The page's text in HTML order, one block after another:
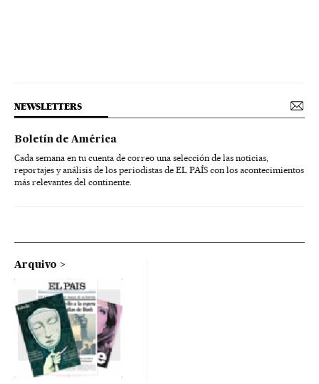
NEWSLETTERS
Boletín de América
Cada semana en tu cuenta de correo una selección de las noticias,
reportajes y análisis de los periodistas de EL PAÍS con los acontecimientos
más relevantes del continente.
Arquivo